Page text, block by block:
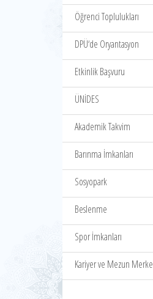
Öğrenci Toplulukları
DPÜ‘de Oryantasyon
Etkinlik Başvuru
ÜNİDES
Akademik Takvim
Barınma İmkanları
Sosyopark
Beslenme
Spor İmkanları
Kariyer ve Mezun